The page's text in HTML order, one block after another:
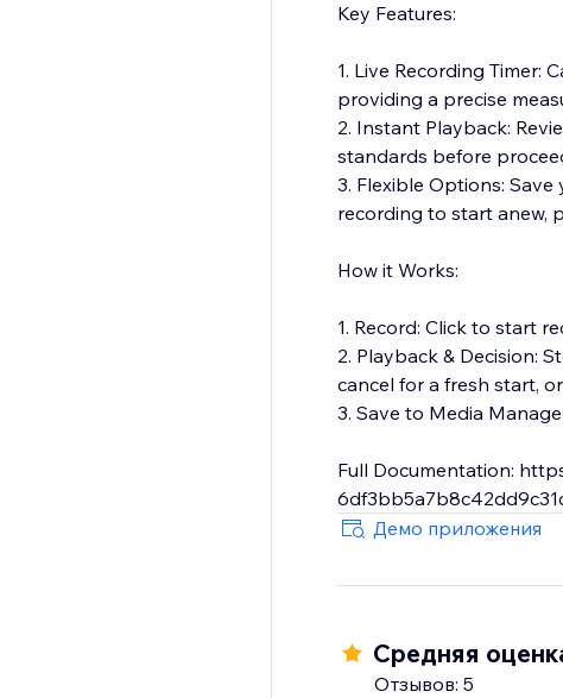
Key Features:
1. Live Recording Timer:
providing a precise
2. Instant Playback:
standards before
3. Flexible Options:
recording to start anew,
How it Works:
1. Record: Click to start
2. Playback & Decision:
cancel for a fresh start,
3. Save to Media
Full Documentation:
Демо приложения
Средняя
Отзывов: 5